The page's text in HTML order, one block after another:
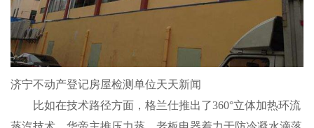
济宁不动产登记房屋检测单位天天新闻
比如在技术路径方面，格兰仕推出了360°立体加热环流